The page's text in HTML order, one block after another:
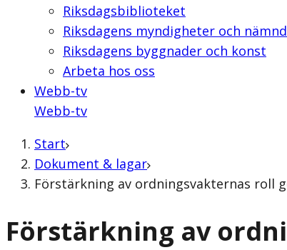
Riksdagsbiblioteket
Riksdagens myndigheter och
Riksdagens byggnader och konst
Arbeta hos oss
Webb-tv
Webb-tv
Start
Dokument & lagar
Förstärkning av ordningsvakternas roll
Förstärkning av